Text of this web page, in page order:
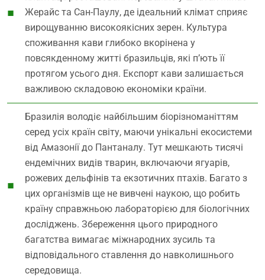
Жерайс та Сан-Паулу, де ідеальний клімат сприяє
вирощуванню високоякісних зерен. Культура
споживання кави глибоко вкорінена у
повсякденному житті бразильців, які п’ють її
протягом усього дня. Експорт кави залишається
важливою складовою економіки країни.
Бразилія володіє найбільшим біорізноманіттям
серед усіх країн світу, маючи унікальні екосистеми
від Амазонії до Пантаналу. Тут мешкають тисячі
ендемічних видів тварин, включаючи ягуарів,
рожевих дельфінів та екзотичних птахів. Багато з
цих організмів ще не вивчені наукою, що робить
країну справжньою лабораторією для біологічних
досліджень. Збереження цього природного
багатства вимагає міжнародних зусиль та
відповідального ставлення до навколишнього
середовища.